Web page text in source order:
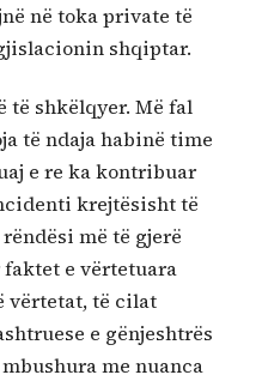
në toka private të
shqiptar.
të shkëlqyer. Më fal
të ndaja habinë time
e re ka kontribuar
krejtësisht të
më të gjerë
e vërtetuara
vërtetat, të cilat
e gënjeshtrës
me nuanca